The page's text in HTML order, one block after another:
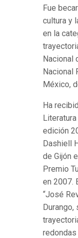
Fue
cultura y
en la
Nacional
Nacional
México,
Ha
edición
Dashiell
de Gijón
Premio
en 2007.
“José
Durango,
redondas